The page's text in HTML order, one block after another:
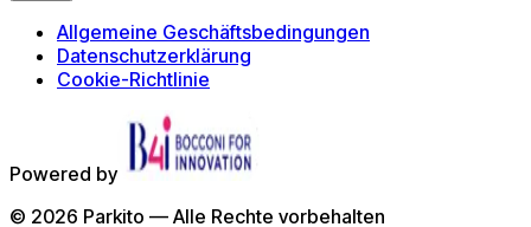
Allgemeine Geschäftsbedingungen
Datenschutzerklärung
Cookie-Richtlinie
Powered by
© 2026 Parkito — Alle Rechte vorbehalten